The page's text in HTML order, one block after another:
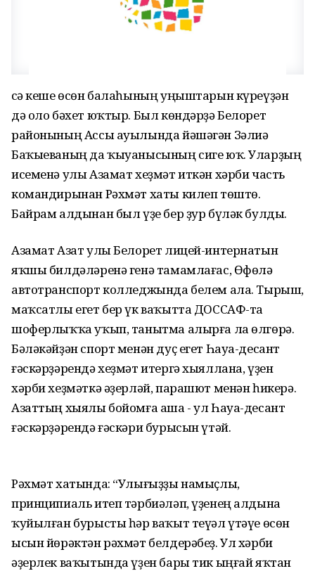
Әсә кеше өсөн балаһының уңыштарын күреүҙән
дә оло бәхет юҡтыр. Был көндәрҙә Белорет
районының Ассы ауылында йәшәгән Зәлиә
Баҡыеваның да ҡыуанысының сиге юҡ. Уларҙың
исеменә улы Азамат хеҙмәт иткән хәрби часть
командирынан Рәхмәт хаты килеп төштө.
Байрам алдынан был үҙе бер ҙур бүләк булды.
Азамат Азат улы Белорет лицей-интернатын
яҡшы билдәләренә генә тамамлағас, Өфөлә
автотранспорт колледжында белем ала. Тырыш,
маҡсатлы егет бер үк ваҡытта ДОССАФ-та
шоферлыҡҡа уҡып, танытма алырға ла өлгөрә.
Бәләкәйҙән спорт менән дуҫ егет Һауа-десант
ғәскәрҙәрендә хеҙмәт итергә хыяллана, үҙен
хәрби хеҙмәткә әҙерләй, парашют менән һикерә.
Азаттың хыялы бойомға аша - ул Һауа-десант
ғәскәрҙәрендә ғәскәри бурысын үтәй.
Рәхмәт хатында: “Улығыҙҙы намыҫлы,
принципиаль итеп тәрбиәләп, үҙенең алдына
ҡуйылған бурысты һәр ваҡыт теүәл үтәүе өсөн
ысын йөрәктән рәхмәт белдерәбеҙ. Ул хәрби
әҙерлек ваҡытында үҙен бары тик ыңғай яҡтан